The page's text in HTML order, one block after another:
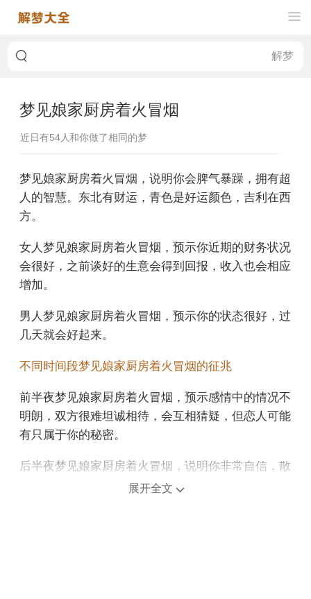
梦见娘家厨房着火冒烟
近日有54人和你做了相同的梦
梦见娘家厨房着火冒烟，说明你会脾气暴躁，拥有超
人的智慧。东北有财运，青色是好运颜色，吉利在西
方。
女人梦见娘家厨房着火冒烟，预示你近期的财务状况
会很好，之前谈好的生意会得到回报，收入也会相应
增加。
男人梦见娘家厨房着火冒烟，预示你的状态很好，过
几天就会好起来。
不同时间段梦见娘家厨房着火冒烟的征兆
前半夜梦见娘家厨房着火冒烟，预示感情中的情况不
明朗，双方很难坦诚相待，会互相猜疑，但恋人可能
有只属于你的秘密。
后半夜梦见娘家厨房着火冒烟，说明你非常自信，散
发着独特的魅力，对异性特别有吸引力。
展开全文